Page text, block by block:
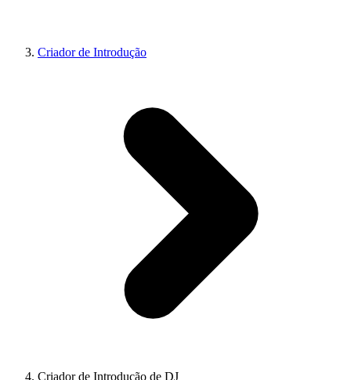
Criador de Introdução
Criador de Introdução de DJ